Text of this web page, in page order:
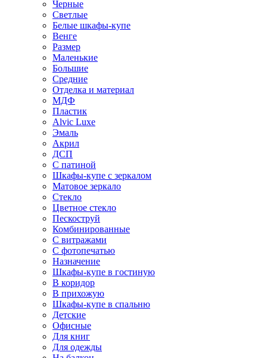
Черные
Светлые
Белые шкафы-купе
Венге
Размер
Маленькие
Большие
Средние
Отделка и материал
МДФ
Пластик
Alvic Luxe
Эмаль
Акрил
ДСП
С патиной
Шкафы-купе с зеркалом
Матовое зеркало
Стекло
Цветное стекло
Пескоструй
Комбинированные
С витражами
С фотопечатью
Назначение
Шкафы-купе в гостиную
В коридор
В прихожую
Шкафы-купе в спальню
Детские
Офисные
Для книг
Для одежды